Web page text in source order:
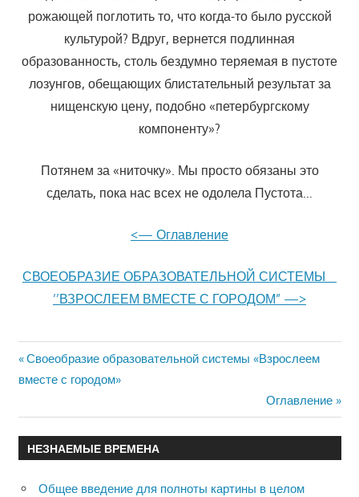
рожающей поглотить то, что когда-то было русской
культурой? Вдруг, вернется подлинная
образованность, столь бездумно теряемая в пус­тоте
лозунгов, обещающих блистательный результат за
нищенскую це­ну, подобно «петербургскому
компоненту»?
Потянем за «ниточку». Мы просто обязаны это
сделать, пока нас всех не одолела Пустота…
<— Оглавление
СВОЕОБРАЗИЕ ОБРАЗОВАТЕЛЬНОЙ СИСТЕМЫ
’’ВЗРОСЛЕЕМ ВМЕСТЕ С ГОРОДОМ” —>
Навигация
по
записям
Previous
Post:
Своеобразие образовательной системы «Взрослеем
вместе с городом»
Next
Post:
Оглавление
НЕЗНАЕМЫЕ ВРЕМЕНА
Общее введение для полноты картины в целом